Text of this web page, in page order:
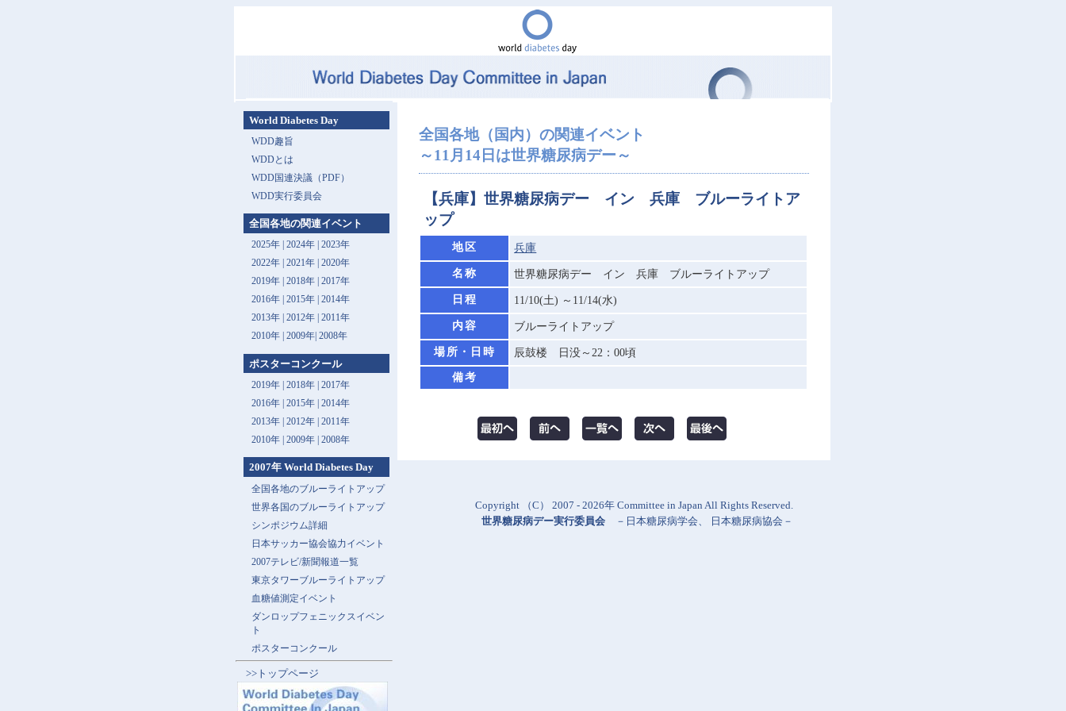
全国各地（国内）の関連イベント
～11月14日は世界糖尿病デー～
【兵庫】世界糖尿病デー イン 兵庫 ブルーライトア
ップ
地区 兵庫
名称 世界糖尿病デー イン 兵庫 ブルーライトアップ
日程 11/10(土) ～11/14(水)
内容 ブルーライトアップ
場所・日時 辰鼓楼 日没～22：00頃
備考
World Diabetes Day
WDD趣旨
WDDとは
WDD国連決議（PDF）
WDD実行委員会
全国各地の関連イベント
2025年| 2024年| 2023年
2022年| 2021年| 2020年
2019年| 2018年| 2017年
2016年| 2015年| 2014年
2013年 | 2012年| 2011年
2010年| 2009年| 2008年
ポスターコンクール
2019年 | 2018年 | 2017年
2016年 | 2015年 | 2014年
2013年 | 2012年 | 2011年
2010年 | 2009年 | 2008年
2007年 World Diabetes Day
全国各地のブルーライトアップ
世界各国のブルーライトアップ
シンポジウム詳細
日本サッカー協会協力イベント
2007テレビ/新聞報道一覧
東京タワーブルーライトアップ
血糖値測定イベント
ダンロップフェニックスイベン
ト
ポスターコンクール
>>トップページ
Copyright （C） 2007 - 2026年 Committee in Japan All Rights Reserved.
世界糖尿病デー実行委員会 － 日本糖尿病学会、 日本糖尿病協会 －